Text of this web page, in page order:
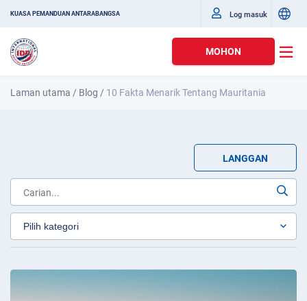
KUASA PEMANDUAN ANTARABANGSA Log masuk
MOHON
Laman utama / Blog / 10 Fakta Menarik Tentang Mauritania
LANGGAN